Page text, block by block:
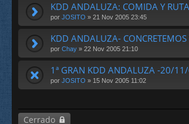
KDD ANDALUZA: COMIDA Y
por JOSITO » 21 Nov 2005 23:45
KDD ANDALUZA-
por Chay » 22 Nov 2005 21:10
1ª GRAN KDD ANDALUZA -20/
por JOSITO » 15 Nov 2005 11:02
Cerrado